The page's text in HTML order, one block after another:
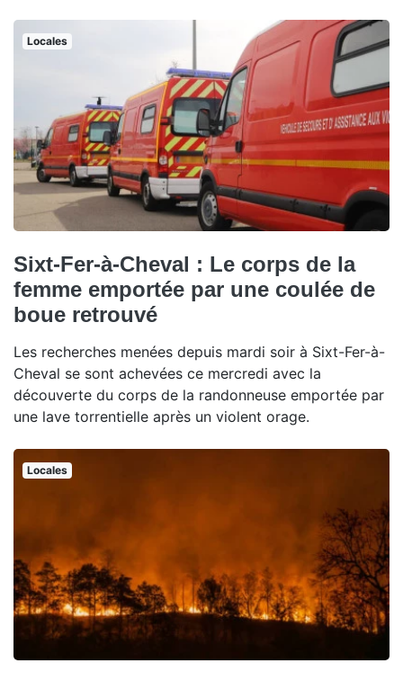
Locales
Sixt-Fer-à-Cheval : Le corps de la
femme emportée par une coulée de
boue retrouvé
Les recherches menées depuis mardi soir à Sixt-Fer-à-
Cheval se sont achevées ce mercredi avec la
découverte du corps de la randonneuse emportée par
une lave torrentielle après un violent orage.
Locales